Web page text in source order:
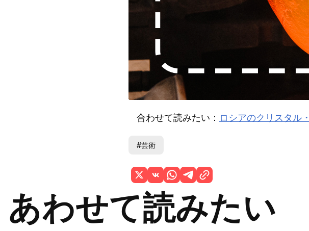
合わせて読みたい： ロシアのクリスタル
#芸術
あわせて読みたい